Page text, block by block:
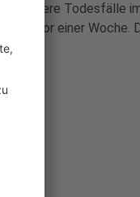
weitere Todesfälle
als vor einer Woche.